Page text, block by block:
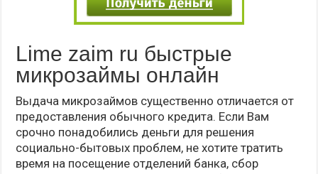
Lime zaim ru быстрые
микрозаймы онлайн
Выдача микрозаймов существенно отличается от
предоставления обычного кредита. Если Вам
срочно понадобились деньги для решения
социально-бытовых проблем, не хотите тратить
время на посещение отделений банка, сбор